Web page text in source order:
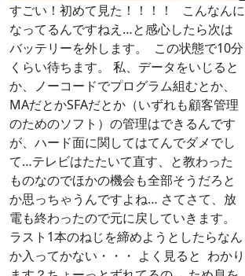
すごい！初めて見た！！！！ こんなんに
なってるんですねえ…と感心したら次は
バッテリーを外します。
この状態で10分
くらい待ちます。 私、データをいじると
か、ノーコードでプログラム組むとか、
MAだとかSFAだとか（いずれも顧客管理
のためのソフト）の管理はできるんです
が、ハード面に関してはてんでダメでし
て…テレビはたたいて直す、と教わった
ものなのでほかの機会も全部そうだろと
か思っちゃうんですよね… さてさて、放
電も終わったので元に戻していきます。
ラスト1本のねじを締めようとしたらなん
か入ってかない・・・ よく見ると わかり